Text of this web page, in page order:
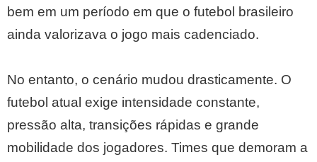
bem em um período em que o futebol brasileiro
ainda valorizava o jogo mais cadenciado.
No entanto, o cenário mudou drasticamente. O
futebol atual exige intensidade constante,
pressão alta, transições rápidas e grande
mobilidade dos jogadores. Times que demoram a